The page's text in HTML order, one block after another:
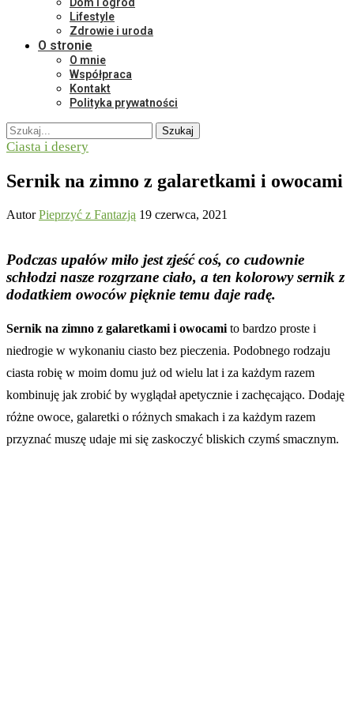
Lifestyle
Zdrowie i uroda
O stronie
O mnie
Współpraca
Kontakt
Polityka prywatności
Szukaj
Ciasta i desery
Sernik na zimno z galaretkami i owocami
AutorPieprzyć z Fantazją 19 czerwca, 2021
Podczas upałów miło jest zjeść coś, co cudownie
schłodzi nasze rozgrzane ciało, a ten kolorowy sernik z
dodatkiem owoców pięknie temu daje radę.
Sernik na zimno z galaretkami i owocami to bardzo proste i
niedrogie w wykonaniu ciasto bez pieczenia. Podobnego rodzaju
ciasta robię w moim domu już od wielu lat i za każdym razem
kombinuję jak zrobić by wyglądał apetycznie i zachęcająco. Dodaję
różne owoce, galaretki o różnych smakach i za każdym razem
przyznać muszę udaje mi się zaskoczyć bliskich czymś smacznym.